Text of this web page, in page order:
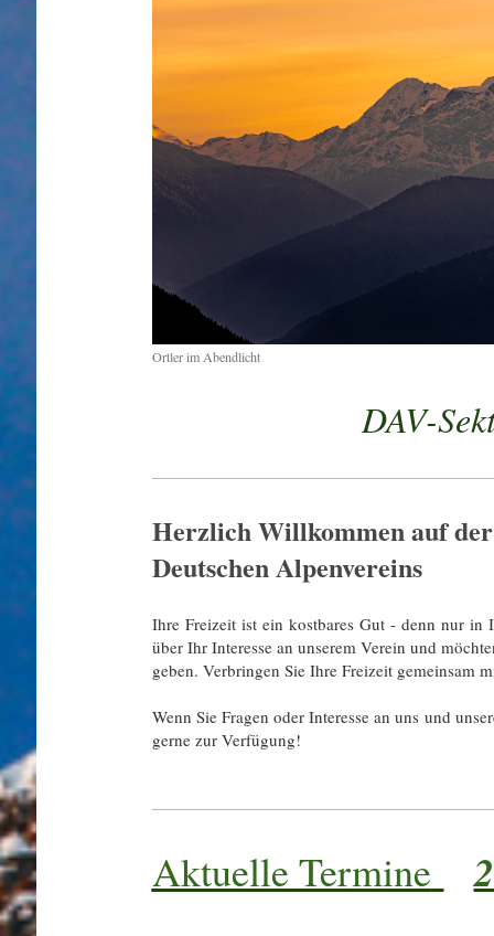
Ortler im Abendlicht
DAV-Sektion
Herzlich Willkommen auf
Deutschen Alpenvereins
Ihre Freizeit ist ein kostbares Gut - denn nur
über Ihr Interesse an unserem Verein und
geben. Verbringen Sie Ihre Freizeit gemeinsam
Wenn Sie Fragen oder Interesse an uns und
gerne zur Verfügung!
Aktuelle Termine